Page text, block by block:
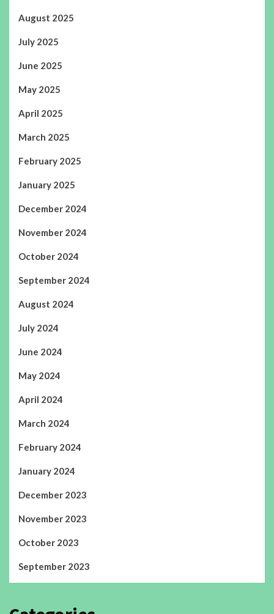
August 2025
July 2025
June 2025
May 2025
April 2025
March 2025
February 2025
January 2025
December 2024
November 2024
October 2024
September 2024
August 2024
July 2024
June 2024
May 2024
April 2024
March 2024
February 2024
January 2024
December 2023
November 2023
October 2023
September 2023